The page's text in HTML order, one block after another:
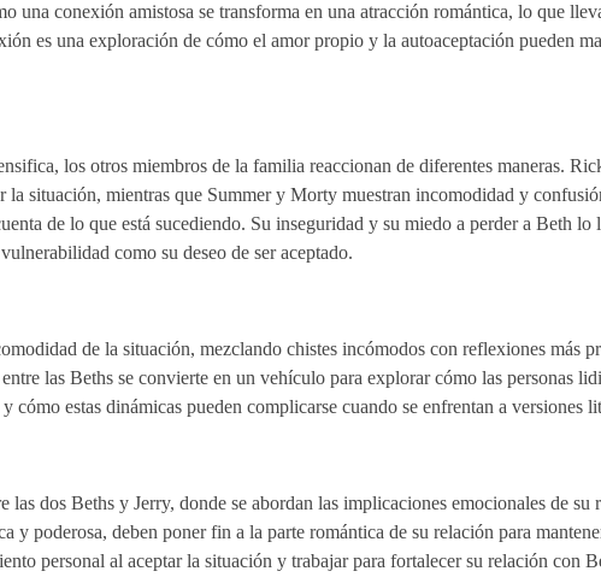
una conexión amistosa se transforma en una atracción romántica, lo que
es una exploración de cómo el amor propio y la autoaceptación pueden
los otros miembros de la familia reaccionan de diferentes maneras.
la situación, mientras que Summer y Morty muestran incomodidad y
de lo que está sucediendo. Su inseguridad y su miedo a perder a Beth
como su deseo de ser aceptado.
de la situación, mezclando chistes incómodos con reflexiones más
las Beths se convierte en un vehículo para explorar cómo las personas
cómo estas dinámicas pueden complicarse cuando se enfrentan a versiones
dos Beths y Jerry, donde se abordan las implicaciones emocionales de su
y poderosa, deben poner fin a la parte romántica de su relación para
personal al aceptar la situación y trabajar para fortalecer su relación con